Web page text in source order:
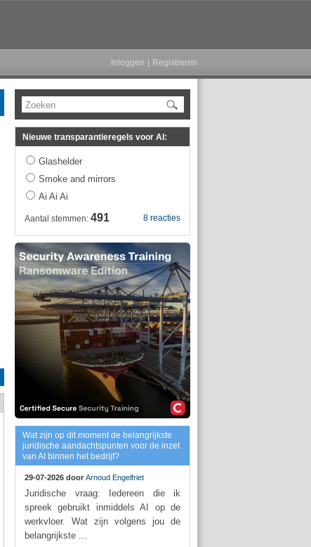
Inloggen Registreren
Zoeken
Nieuwe transparantieregels voor AI:
Glashelder
Smoke and mirrors
Ai Ai Ai
8 reacties
Aantal stemmen: 491
Wat zijn op dit moment de belangrijkste
juridische aandachtspunten voor de inzet
van AI binnen het bedrijf?
29-07-2026 door Arnoud Engelfriet
Juridische vraag: Iedereen die ik
spreek gebruikt inmiddels AI op de
werkvloer. Wat zijn volgens jou de
belangrijkste ...